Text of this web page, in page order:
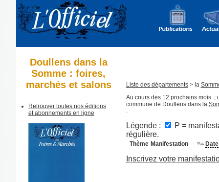
Doullens dans la
Somme : foires,
marchés et salons
Retrouver toutes nos éditions
et abonnements en ligne
Liste des départements> la
Au cours des 12 prochains mois ;
commune de Doullens dans la
.
Légende :
P =
régulière.
Thème Manifestation Date
Inscrivez votre